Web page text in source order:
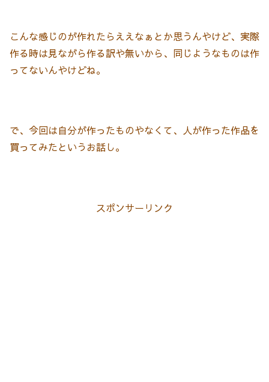
こんな感じのが作れたらええなぁとか思うんやけど、実際
作る時は見ながら作る訳や無いから、同じようなものは作
ってないんやけどね。
で、今回は自分が作ったものやなくて、人が作った作品を
買ってみたというお話し。
スポンサーリンク